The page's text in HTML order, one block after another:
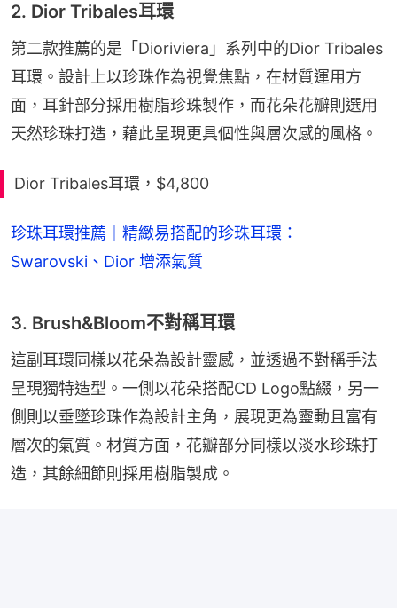
2. Dior Tribales耳環
第二款推薦的是「Dioriviera」系列中的Dior Tribales
耳環。設計上以珍珠作為視覺焦點，在材質運用方
面，耳針部分採用樹脂珍珠製作，而花朵花瓣則選用
天然珍珠打造，藉此呈現更具個性與層次感的風格。
Dior Tribales耳環，$4,800
珍珠耳環推薦｜精緻易搭配的珍珠耳環：
Swarovski、Dior 增添氣質
3. Brush&Bloom不對稱耳環
這副耳環同樣以花朵為設計靈感，並透過不對稱手法
呈現獨特造型。一側以花朵搭配CD Logo點綴，另一
側則以垂墜珍珠作為設計主角，展現更為靈動且富有
層次的氣質。材質方面，花瓣部分同樣以淡水珍珠打
造，其餘細節則採用樹脂製成。